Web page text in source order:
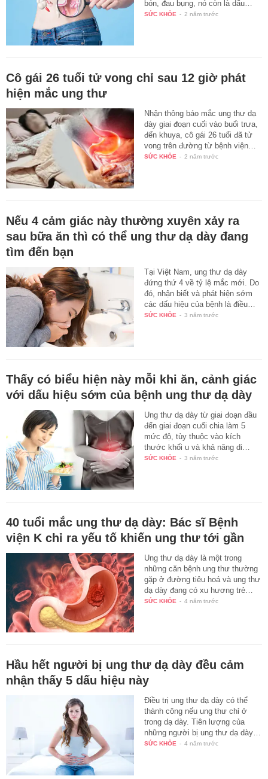
bón, đau bụng, nó còn là dấu…
SỨC KHỎE - 2 năm trước
Cô gái 26 tuổi tử vong chỉ sau 12 giờ phát
hiện mắc ung thư
Nhận thông báo mắc ung thư dạ
dày giai đoạn cuối vào buổi trưa,
đến khuya, cô gái 26 tuổi đã tử
vong trên đường từ bệnh viện…
SỨC KHỎE - 2 năm trước
Nếu 4 cảm giác này thường xuyên xảy ra
sau bữa ăn thì có thể ung thư dạ dày đang
tìm đến bạn
Tại Việt Nam, ung thư dạ dày
đứng thứ 4 về tỷ lệ mắc mới. Do
đó, nhận biết và phát hiện sớm
các dấu hiệu của bệnh là điều…
SỨC KHỎE - 3 năm trước
Thấy có biểu hiện này mỗi khi ăn, cảnh giác
với dấu hiệu sớm của bệnh ung thư dạ dày
Ung thư dạ dày từ giai đoạn đầu
đến giai đoạn cuối chia làm 5
mức độ, tùy thuộc vào kích
thước khối u và khả năng di…
SỨC KHỎE - 3 năm trước
40 tuổi mắc ung thư dạ dày: Bác sĩ Bệnh
viện K chỉ ra yếu tố khiến ung thư tới gần
Ung thư dạ dày là một trong
những căn bệnh ung thư thường
gặp ở đường tiêu hoá và ung thư
dạ dày đang có xu hương trẻ…
SỨC KHỎE - 4 năm trước
Hầu hết người bị ung thư dạ dày đều cảm
nhận thấy 5 dấu hiệu này
Điều trị ung thư dạ dày có thể
thành công nếu ung thư chỉ ở
trong dạ dày. Tiên lượng của
những người bị ung thư dạ dày…
SỨC KHỎE - 4 năm trước